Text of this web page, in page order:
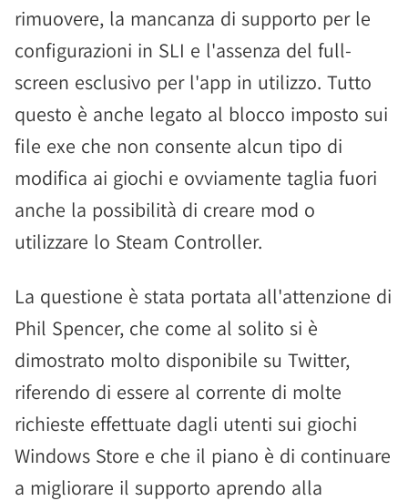
rimuovere, la mancanza di supporto per le
configurazioni in SLI e l'assenza del full-
screen esclusivo per l'app in utilizzo. Tutto
questo è anche legato al blocco imposto sui
file exe che non consente alcun tipo di
modifica ai giochi e ovviamente taglia fuori
anche la possibilità di creare mod o
utilizzare lo Steam Controller.
La questione è stata portata all'attenzione di
Phil Spencer, che come al solito si è
dimostrato molto disponibile su Twitter,
riferendo di essere al corrente di molte
richieste effettuate dagli utenti sui giochi
Windows Store e che il piano è di continuare
a migliorare il supporto aprendo alla